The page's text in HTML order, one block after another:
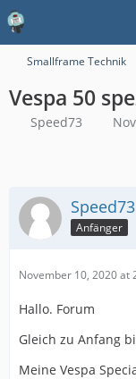
Smallframe Technik
Vespa 50
Speed73
Speed73
Anfänger
November 10, 2020 at
Hallo. Forum
Gleich zu Anfang
Meine Vespa